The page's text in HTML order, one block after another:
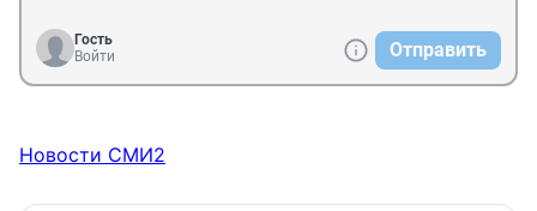
Гость
Войти
Отправить
Новости СМИ2